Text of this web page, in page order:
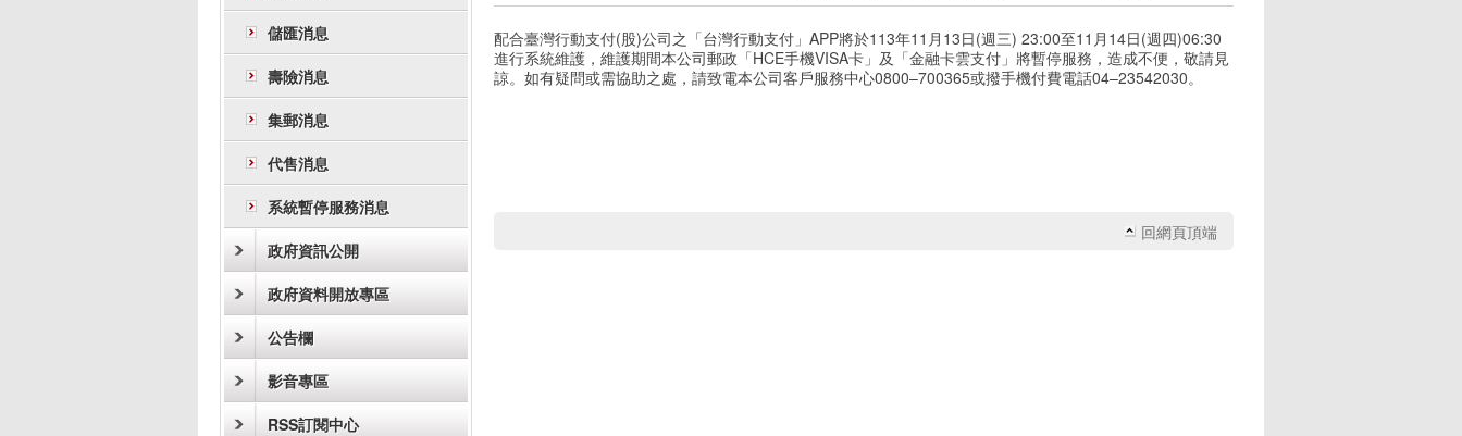
儲匯消息
壽險消息
集郵消息
代售消息
系統暫停服務消息
政府資訊公開
政府資料開放專區
公告欄
影音專區
RSS訂閱中心
配合臺灣行動支付(股)公司之「台灣行動支付」APP將於113年11月13日(週三) 23:00至11月14日(週四)06:30
進行系統維護，維護期間本公司郵政「HCE手機VISA卡」及「金融卡雲支付」將暫停服務，造成不便，敬請見
諒。如有疑問或需協助之處，請致電本公司客戶服務中心0800–700365或撥手機付費電話04–23542030。
回網頁頂端